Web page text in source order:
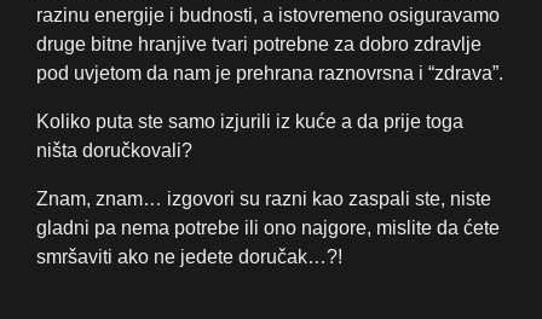
razinu energije i budnosti, a istovremeno osiguravamo
druge bitne hranjive tvari potrebne za dobro zdravlje
pod uvjetom da nam je prehrana raznovrsna i “zdrava”.
Koliko puta ste samo izjurili iz kuće a da prije toga
ništa doručkovali?
Znam, znam… izgovori su razni kao zaspali ste, niste
gladni pa nema potrebe ili ono najgore, mislite da ćete
smršaviti ako ne jedete doručak…?!